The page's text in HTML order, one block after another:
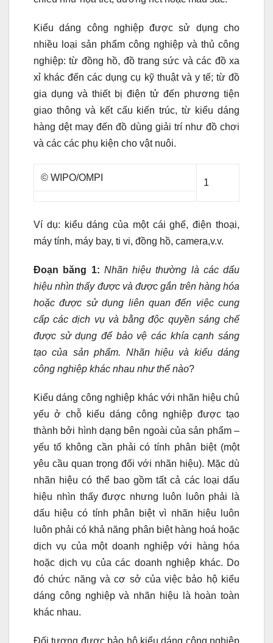
Kiểu dáng công nghiệp được sử dụng cho
nhiều loại sản phẩm công nghiệp và thủ công
nghiệp: từ đồng hồ, đồ trang sức và các đồ xa
xỉ khác đến các dụng cụ kỹ thuật và y tế; từ đồ
gia dụng và thiết bị điện tử đến phương tiện
giao thông và kết cấu kiến trúc, từ kiểu dáng
hàng dệt may đến đồ dùng giải trí như đồ chơi
và các các phụ kiện cho vật nuôi.
© WIPO/OMPI 1
Ví dụ: kiểu dáng của một cái ghế, điện thoại,
máy tính, máy bay, ti vi, đồng hồ, camera,v.v.
Đoạn băng 1: Nhãn hiệu thường là các dấu
hiệu nhìn thấy được và được gắn trên hàng hóa
hoặc được sử dụng liên quan đến việc cung
cấp các dịch vụ và bằng độc quyền sáng chế
được sử dụng để bảo vệ các khía cạnh sáng
tạo của sản phẩm. Nhãn hiệu và kiểu dáng
công nghiệp khác nhau như thế nào?
Kiểu dáng công nghiệp khác với nhãn hiệu chủ
yếu ở chỗ kiểu dáng công nghiệp được tạo
thành bởi hình dạng bên ngoài của sản phẩm –
yếu tố không cần phải có tính phân biệt (một
yêu cầu quan trọng đối với nhãn hiệu). Mặc dù
nhãn hiệu có thể bao gồm tất cả các loại dấu
hiệu nhìn thấy được nhưng luôn luôn phải là
dấu hiệu có tính phân biệt vì nhãn hiệu luôn
luôn phải có khả năng phân biệt hàng hoá hoặc
dịch vụ của một doanh nghiệp với hàng hóa
hoặc dịch vụ của các doanh nghiệp khác. Do
đó chức năng và cơ sở của việc bảo hộ kiểu
dáng công nghiệp và nhãn hiệu là hoàn toàn
khác nhau.
Đối tượng được bảo hộ kiểu dáng công nghiệp